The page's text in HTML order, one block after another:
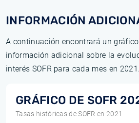
INFORMACIÓN
A continuación encontrará un
información adicional sobre la
interés SOFR para cada mes en 2021.
GRÁFICO DE SOFR
Tasas históricas de SOFR en 2021